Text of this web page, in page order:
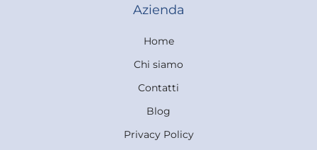
Azienda
Home
Chi siamo
Contatti
Blog
Privacy Policy